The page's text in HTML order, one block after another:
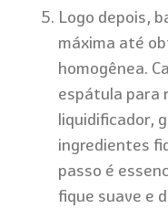
Logo depois,
máxima até
homogênea.
espátula para
liquidificador,
ingredientes
passo é
fique suave e